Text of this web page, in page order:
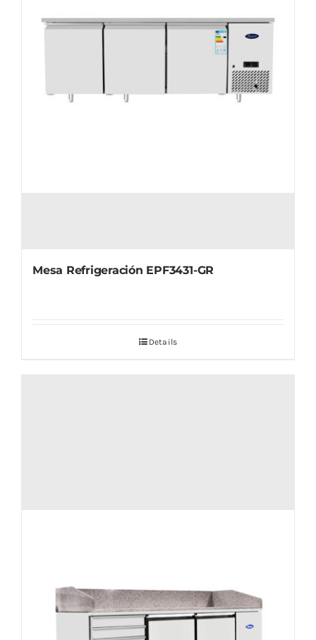
Mesa Refrigeración EPF3431-GR
Details